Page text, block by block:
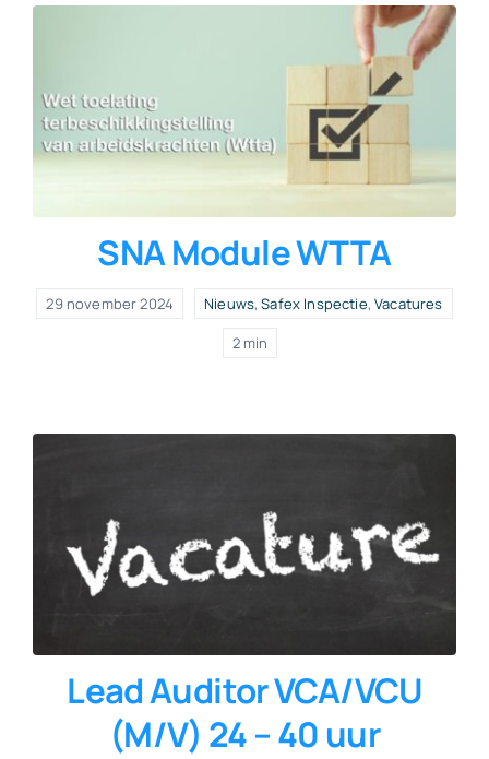
SNA Module WTTA
29 november 2024 Nieuws,Safex Inspectie,Vacatures
2 min
Lead Auditor VCA/VCU
(M/V) 24 – 40 uur